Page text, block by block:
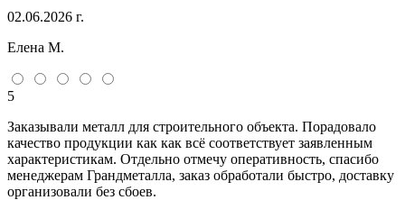
02.06.2026 г.
Елена М.
5
Заказывали металл для строительного объекта. Порадовало
качество продукции как как всё соответствует заявленным
характеристикам. Отдельно отмечу оперативность, спасибо
менеджерам Грандметалла, заказ обработали быстро, доставку
организовали без сбоев.